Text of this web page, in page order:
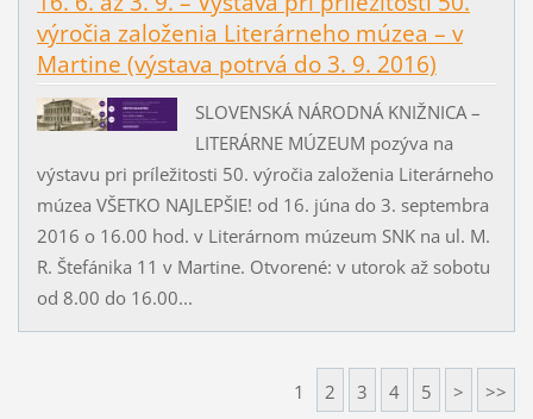
výročia založenia Literárneho múzea – v
Martine (výstava potrvá do 3. 9. 2016)
SLOVENSKÁ NÁRODNÁ KNIŽNICA –
LITERÁRNE MÚZEUM pozýva na
výstavu pri príležitosti 50. výročia založenia Literárneho
múzea VŠETKO NAJLEPŠIE! od 16. júna do 3. septembra
2016 o 16.00 hod. v Literárnom múzeum SNK na ul. M.
R. Štefánika 11 v Martine. Otvorené: v utorok až sobotu
od 8.00 do 16.00...
1 2 3 4 5 > >>